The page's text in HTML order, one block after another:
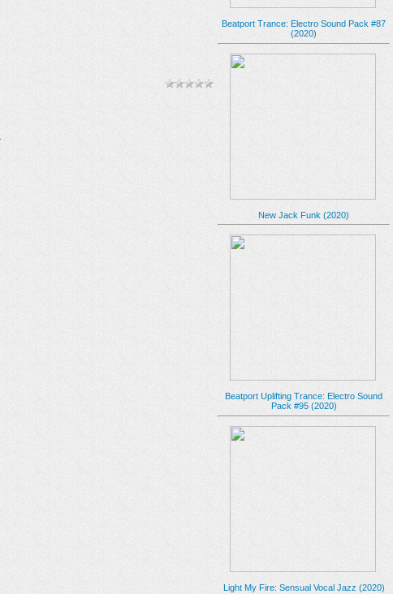
Beatport Trance: Electro Sound Pack #87
(2020)
New Jack Funk (2020)
Beatport Uplifting Trance: Electro Sound
Pack #95 (2020)
Light My Fire: Sensual Vocal Jazz (2020)